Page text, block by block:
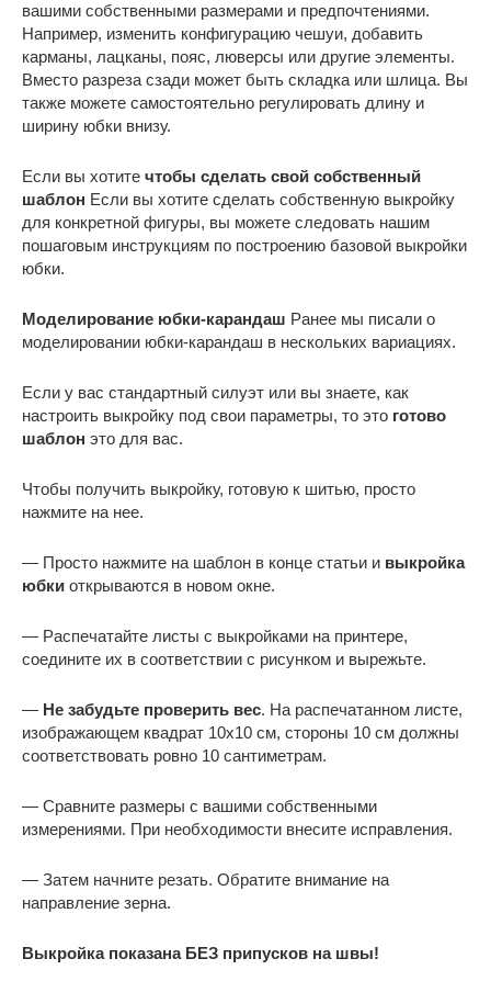
вашими собственными размерами и предпочтениями.
Например, изменить конфигурацию чешуи, добавить
карманы, лацканы, пояс, люверсы или другие элементы.
Вместо разреза сзади может быть складка или шлица. Вы
также можете самостоятельно регулировать длину и
ширину юбки внизу.
Если вы хотите чтобы сделать свой собственный
шаблон Если вы хотите сделать собственную выкройку
для конкретной фигуры, вы можете следовать нашим
пошаговым инструкциям по построению базовой выкройки
юбки.
Моделирование юбки-карандаш Ранее мы писали о
моделировании юбки-карандаш в нескольких вариациях.
Если у вас стандартный силуэт или вы знаете, как
настроить выкройку под свои параметры, то это готово
шаблон это для вас.
Чтобы получить выкройку, готовую к шитью, просто
нажмите на нее.
— Просто нажмите на шаблон в конце статьи и выкройка
юбки открываются в новом окне.
— Распечатайте листы с выкройками на принтере,
соедините их в соответствии с рисунком и вырежьте.
— Не забудьте проверить вес. На распечатанном листе,
изображающем квадрат 10х10 см, стороны 10 см должны
соответствовать ровно 10 сантиметрам.
— Сравните размеры с вашими собственными
измерениями. При необходимости внесите исправления.
— Затем начните резать. Обратите внимание на
направление зерна.
Выкройка показана БЕЗ припусков на швы!